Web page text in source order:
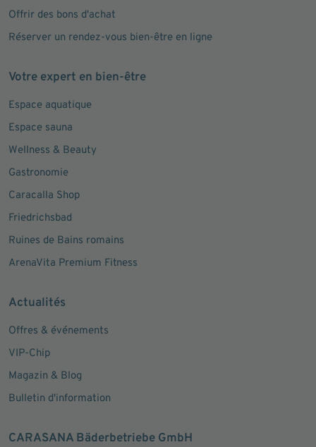
Offrir des bons d'achat
Réserver un rendez-vous bien-être en ligne
Votre expert en bien-être
Espace aquatique
Espace sauna
Wellness & Beauty
Gastronomie
Caracalla Shop
Friedrichsbad
Ruines de Bains romains
ArenaVita Premium Fitness
Actualités
Offres & événements
VIP-Chip
Magazin & Blog
Bulletin d'information
CARASANA Bäderbetriebe GmbH